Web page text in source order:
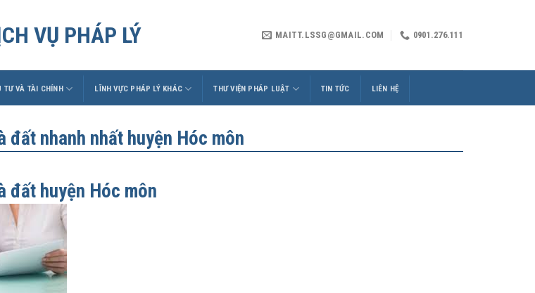
VỤ PHÁP LÝ MAITT.LSSG@GMAIL.COM 0901.276.111
TƯ VÀ TÀI CHÍNH LĨNH VỰC PHÁP LÝ KHÁC THƯ VIỆN PHÁP LUẬT TIN TỨC LIÊN HỆ
đất nhanh nhất huyện Hóc môn
đất huyện Hóc môn